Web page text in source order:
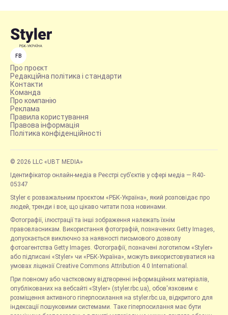
FB
Про проєкт
Редакційна політика і стандарти
Контакти
Команда
Про компанію
Реклама
Правила користування
Правова інформація
Політика конфіденційності
© 2026 LLC «UBT MEDIA»
Ідентифікатор онлайн-медіа в Реєстрі суб’єктів у сфері медіа — R40-
05347
Styler є розважальним проєктом «РБК-Україна», який розповідає про
людей, тренди і все, що цікаво читати поза новинами.
Фотографії, ілюстрації та інші зображення належать їхнім
правовласникам. Використання фотографій, позначених Getty Images,
допускається виключно за наявності письмового дозволу
фотоагентства Getty Images. Фотографії, позначені логотипом «Styler»
або підписані «Styler» чи «РБК-Україна», можуть використовуватися на
умовах ліцензії Creative Commons Attribution 4.0 International.
При повному або частковому відтворенні інформаційних матеріалів,
опублікованих на вебсайті «Styler» (styler.rbc.ua), обов'язковим є
розміщення активного гіперпосилання на styler.rbc.ua, відкритого для
індексації пошуковими системами. Таке гіперпосилання має бути